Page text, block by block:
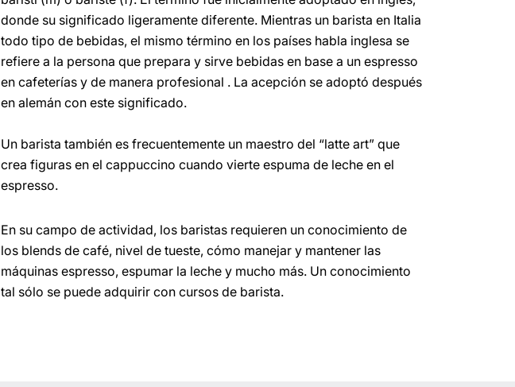
donde su significado ligeramente diferente. Mientras un barista en Italia
todo tipo de bebidas, el mismo término en los países habla inglesa se
refiere a la persona que prepara y sirve bebidas en base a un espresso
en cafeterías y de manera profesional . La acepción se adoptó después
en alemán con este significado.
Un barista también es frecuentemente un maestro del “latte art” que
crea figuras en el cappuccino cuando vierte espuma de leche en el
espresso.
En su campo de actividad, los baristas requieren un conocimiento de
los blends de café, nivel de tueste, cómo manejar y mantener las
máquinas espresso, espumar la leche y mucho más. Un conocimiento
tal sólo se puede adquirir con cursos de barista.